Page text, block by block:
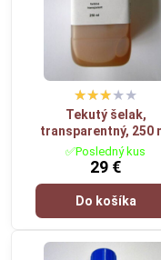
Tekutý šelak,
transparentný, 250
✅Posledný kus
29 €
Do košíka